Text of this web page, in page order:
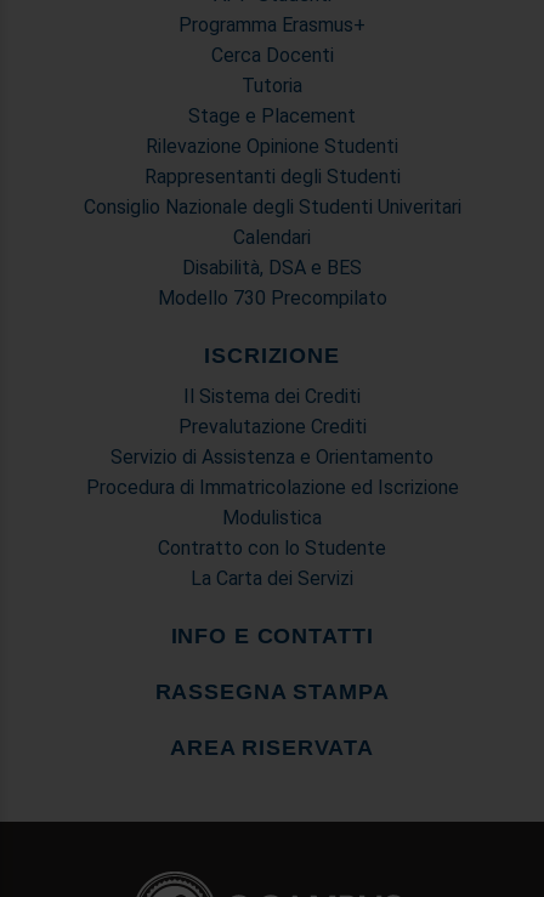
raccolto dal suo utilizzo dei loro servizi.
Programma Erasmus+
Cerca Docenti
Tutoria
Stage e Placement
Rilevazione Opinione Studenti
Rappresentanti degli Studenti
Consiglio Nazionale degli Studenti Univeritari
Calendari
Disabilità, DSA e BES
Modello 730 Precompilato
ISCRIZIONE
Il Sistema dei Crediti
Prevalutazione Crediti
Servizio di Assistenza e Orientamento
Procedura di Immatricolazione ed Iscrizione
Modulistica
Contratto con lo Studente
La Carta dei Servizi
INFO E CONTATTI
RASSEGNA STAMPA
AREA RISERVATA